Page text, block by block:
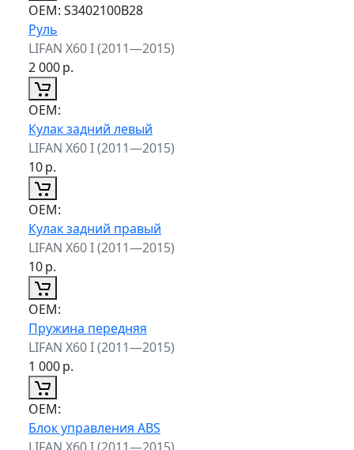
ОЕМ: S3402100B28
Руль
LIFAN X60 I (2011—2015)
2 000р.
ОЕМ:
Кулак задний левый
LIFAN X60 I (2011—2015)
10р.
ОЕМ:
Кулак задний правый
LIFAN X60 I (2011—2015)
10р.
ОЕМ:
Пружина передняя
LIFAN X60 I (2011—2015)
1 000р.
ОЕМ:
Блок управления ABS